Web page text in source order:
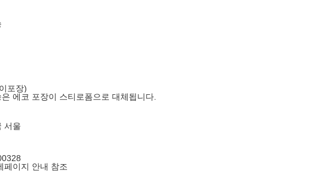
포장)
에코 포장이 스티로폼으로 대체됩니다.
서울
페이지 안내 참조